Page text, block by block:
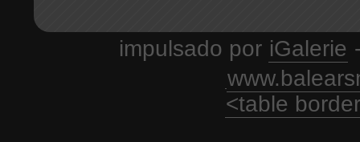
impulsado por iGalerie
<table